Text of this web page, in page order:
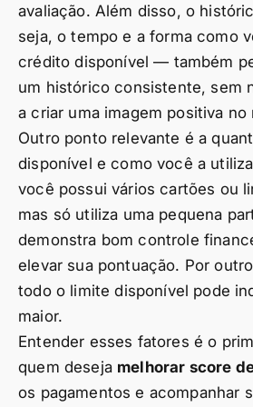
avaliação. Além disso, o
seja, o tempo e a forma como
crédito disponível — também
um histórico consistente, sem
a criar uma imagem positiva no
Outro ponto relevante é a
disponível e como você a
você possui vários cartões ou
mas só utiliza uma pequena
demonstra bom controle
elevar sua pontuação. Por
todo o limite disponível pode
maior.
Entender esses fatores é o
quem deseja melhorar score
os pagamentos e acompanhar